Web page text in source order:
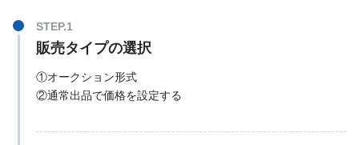
販売タイプの選択
①オークション形式
②通常出品で価格を設定する